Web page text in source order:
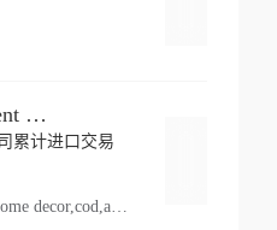
Knoebels Amusement Resort
累计进口交易
vehicle,pl 2,arts,home decor,cod,amusement ride,sea